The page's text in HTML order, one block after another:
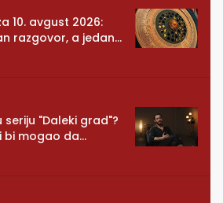
10. avgust 2026:
razgovor, a jedan
srce
seriju "Daleki grad"?
bi mogao da